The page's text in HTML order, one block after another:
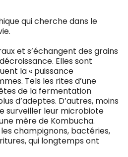
qui cherche dans le
et s’échangent des grains
Elles sont
la « puissance
Tels les rites d’une
de la fermentation
d’adeptes. D’autres, moins
surveiller leur microbiote
mère de Kombucha.
champignons, bactéries,
qui longtemps ont